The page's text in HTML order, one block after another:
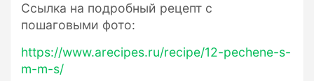
Ссылка на подробный рецепт с
пошаговыми фото:
https://www.arecipes.ru/recipe/12-pechene-s-
m-m-s/